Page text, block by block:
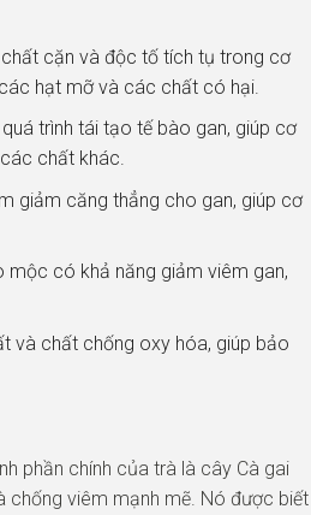
cặn và độc tố tích tụ trong cơ
hạt mỡ và các chất có hại.
trình tái tạo tế bào gan, giúp cơ
chất khác.
giảm căng thẳng cho gan, giúp cơ
mộc có khả năng giảm viêm gan,
và chất chống oxy hóa, giúp bảo
phần chính của trà là cây Cà gai
chống viêm mạnh mẽ. Nó được biết